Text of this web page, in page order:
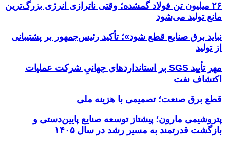
۲۶ میلیون تن فولاد گمشده؛ وقتی ناترازی انرژی بزرگ‌ترین
مانع تولید می‌شود
نباید برق صنایع قطع شود»؛ تأکید رئیس‌جمهور بر پشتیبانی
از تولید
مهر تأیید SGS بر استانداردهای جهانیِ شرکت عملیات
اکتشاف نفت
قطع برق صنعت؛ تصمیمی با هزینه ملی
پتروشیمی مارون؛ پیشتاز توسعه صنایع پایین‌دستی و
بازگشت قدرتمند به مسیر رشد در سال ۱۴۰۵